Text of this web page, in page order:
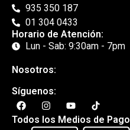
935 350 187
01 304 0433
Horario de Atención:
Lun - Sab: 9:30am - 7pm
Nosotros:
Síguenos:
Todos los Medios de